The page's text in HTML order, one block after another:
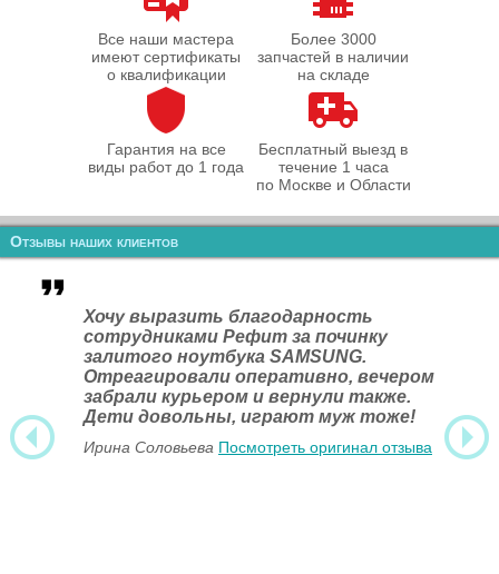
Все наши мастера
имеют сертификаты
о квалификации
Более 3000
запчастей в наличии
на складе
Гарантия на все
виды работ до 1 года
Бесплатный выезд в
течение 1 часа
по Москве и Области
Отзывы наших клиентов
Хочу выразить благодарность
сотрудниками Рефит за починку
залитого ноутбука SAMSUNG.
Отреагировали оперативно, вечером
забрали курьером и вернули также.
Дети довольны, играют муж тоже!
Ирина Соловьева Посмотреть оригинал отзыва